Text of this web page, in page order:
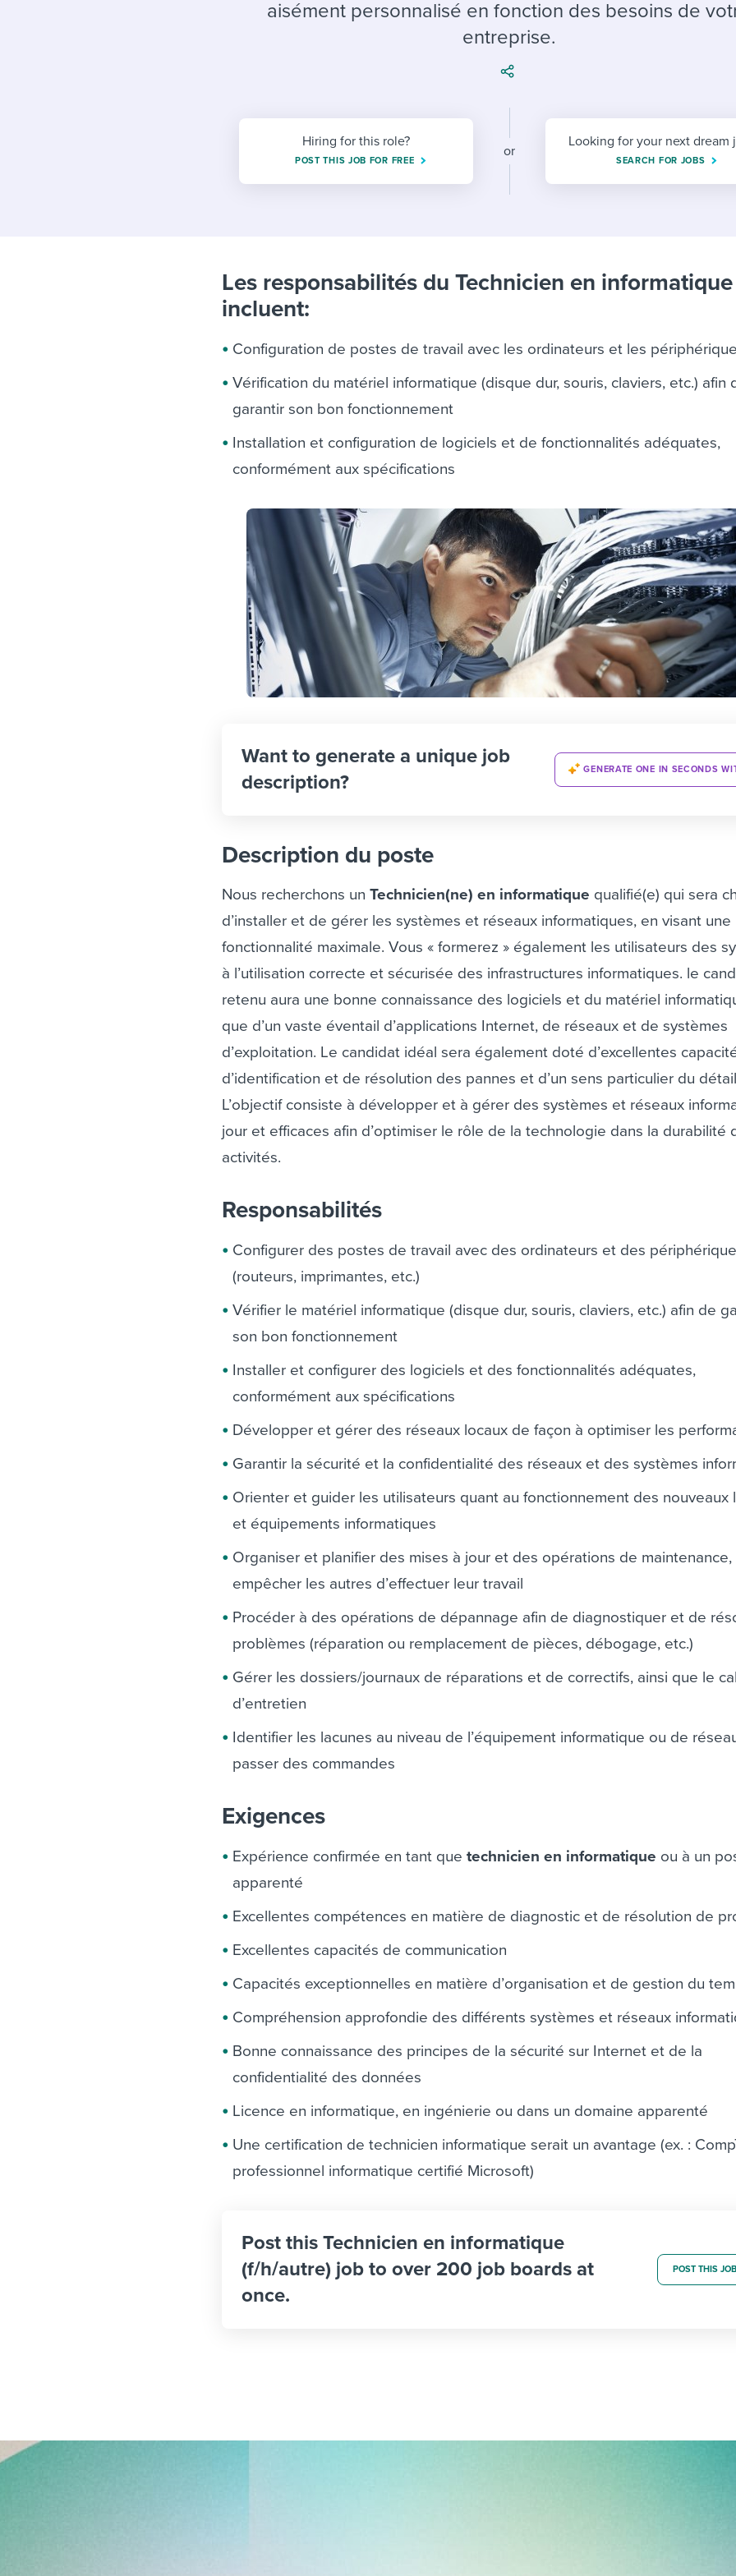
Candidate/employee experiences
Workable customer stories
Workable customer stories
Workable customer stories
aisément personnalisé en fonction des besoins de
entreprise.
Hiring for this role?
POST THIS JOB FOR FREE
or
Looking for your next dream
SEARCH FOR JOBS
Les responsabilités du Technicien en informatique
incluent:
Configuration de postes de travail avec les ordinateurs et les
Vérification du matériel informatique (disque dur, souris, claviers, etc.) afin
garantir son bon fonctionnement
Installation et configuration de logiciels et de fonctionnalités adéquates,
conformément aux spécifications
Want to generate a unique job
description?
GENERATE ONE IN SECONDS
Description du poste
Nous recherchons unTechnicien(ne) en informatique qualifié(e) qui sera
d’installer et de gérer les systèmes et réseaux informatiques, en visant une
fonctionnalité maximale. Vous « formerez » également les utilisateurs des
à l’utilisation correcte et sécurisée des infrastructures informatiques. le
retenu aura une bonne connaissance des logiciels et du matériel
que d’un vaste éventail d’applications Internet, de réseaux et de systèmes
d’exploitation. Le candidat idéal sera également doté d’excellentes
d’identification et de résolution des pannes et d’un sens particulier du
L’objectif consiste à développer et à gérer des systèmes et réseaux
jour et efficaces afin d’optimiser le rôle de la technologie dans la durabilité
activités.
Responsabilités
Configurer des postes de travail avec des ordinateurs et des
(routeurs, imprimantes, etc.)
Vérifier le matériel informatique (disque dur, souris, claviers, etc.) afin de
son bon fonctionnement
Installer et configurer des logiciels et des fonctionnalités adéquates,
conformément aux spécifications
Développer et gérer des réseaux locaux de façon à optimiser les
Garantir la sécurité et la confidentialité des réseaux et des systèmes
Orienter et guider les utilisateurs quant au fonctionnement des nouveaux
et équipements informatiques
Organiser et planifier des mises à jour et des opérations de maintenance,
empêcher les autres d’effectuer leur travail
Procéder à des opérations de dépannage afin de diagnostiquer et de
problèmes (réparation ou remplacement de pièces, débogage, etc.)
Gérer les dossiers/journaux de réparations et de correctifs, ainsi que le
d’entretien
Identifier les lacunes au niveau de l’équipement informatique ou de
passer des commandes
Exigences
Expérience confirmée en tant quetechnicien en informatique ou à un
apparenté
Excellentes compétences en matière de diagnostic et de résolution de
Excellentes capacités de communication
Capacités exceptionnelles en matière d’organisation et de gestion du
Compréhension approfondie des différents systèmes et réseaux
Bonne connaissance des principes de la sécurité sur Internet et de la
confidentialité des données
Licence en informatique, en ingénierie ou dans un domaine apparenté
Une certification de technicien informatique serait un avantage (ex. :
professionnel informatique certifié Microsoft)
Post this Technicien en informatique
(f/h/autre) job to over 200 job boards at
once.
POST THIS